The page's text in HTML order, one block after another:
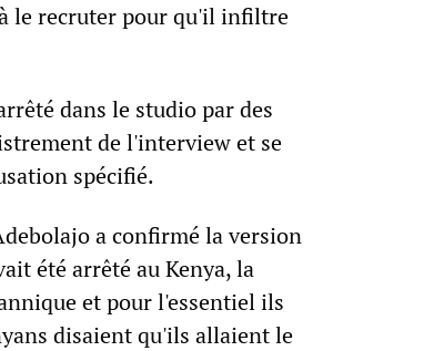
le recruter pour qu'il infiltre
dans le studio par des
de l'interview et se
spécifié.
a confirmé la version
été arrêté au Kenya, la
et pour l'essentiel ils
disaient qu'ils allaient le